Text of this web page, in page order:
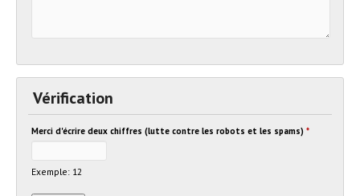
Vérification
Merci d'écrire deux chiffres (lutte contre les robots et les spams) *
Exemple: 12